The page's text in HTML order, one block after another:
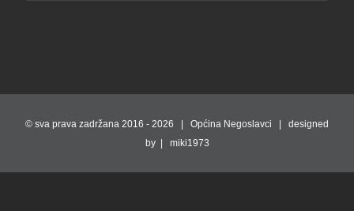
© sva prava zadržana 2016 - 2026 | Općina Negoslavci | designed
by | miki1973